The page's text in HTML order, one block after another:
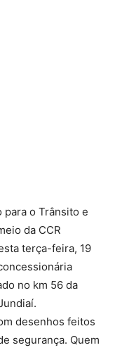
para o Trânsito e
da CCR
terça-feira, 19
no km 56 da
desenhos feitos
segurança. Quem